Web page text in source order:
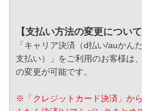
【支払い方法の変更について
「キャリア決済（d払い/auかん
支払い）」をご利用のお客様は
の変更が可能です。
※「クレジットカード決済」か